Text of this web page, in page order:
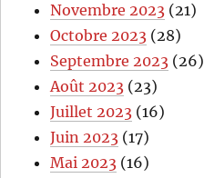
Novembre 2023 (21)
Octobre 2023 (28)
Septembre 2023 (26)
Août 2023 (23)
Juillet 2023 (16)
Juin 2023 (17)
Mai 2023 (16)